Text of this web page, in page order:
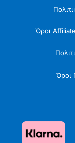
Όροι
Όροι